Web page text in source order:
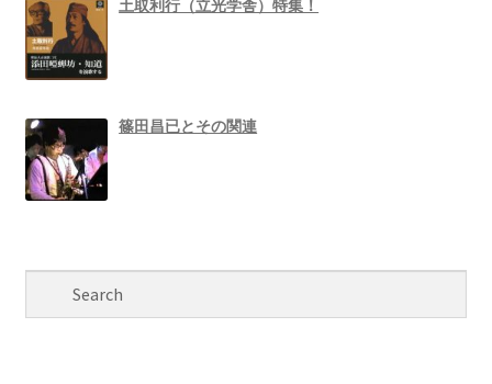
土取利行（立光学舎）特集！
篠田昌已とその関連